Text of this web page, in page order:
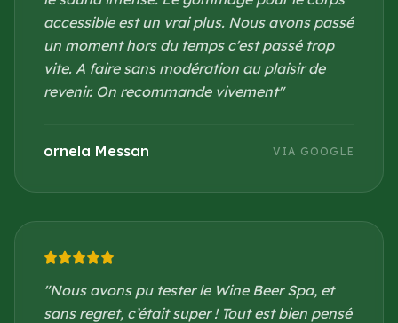
accessible est un vrai plus. Nous avons passé
un moment hors du temps c'est passé trop
vite. A faire sans modération au plaisir de
revenir. On recommande vivement"
ornela Messan VIA GOOGLE
"Nous avons pu tester le Wine Beer Spa, et
sans regret, c’était super ! Tout est bien pensé